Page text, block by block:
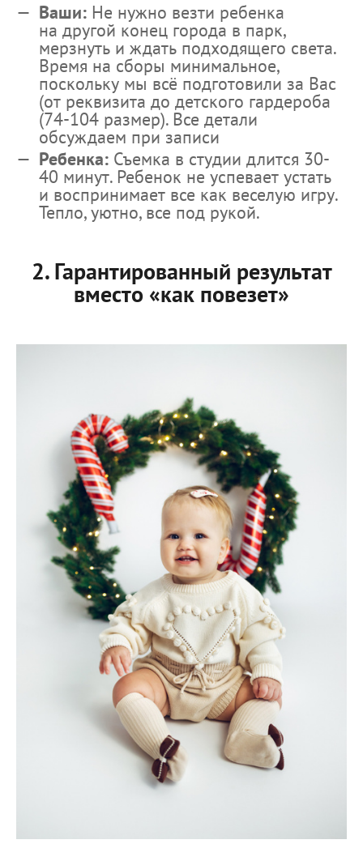
Ваши:Не нужно везти ребенка
на другой конец города в парк,
мерзнуть и ждать подходящего света.
Время на сборы минимальное,
поскольку мы всё подготовили за Вас
(от реквизита до детского гардероба
(74-104 размер). Все детали
обсуждаем при записи
Ребенка:Съемка в студии длится 30-
40 минут. Ребенок не успевает устать
и воспринимает все как веселую игру.
Тепло, уютно, все под рукой.
2. Гарантированный результат
вместо «как повезет»